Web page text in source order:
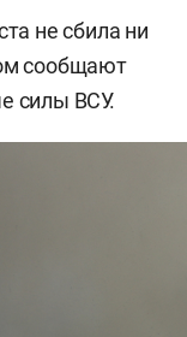
не сбила ни
сообщают
силы ВСУ.